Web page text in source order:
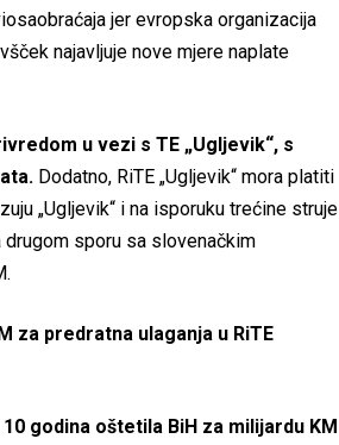
jer evropska organizacija
najavljuje nove mjere naplate
u vezi s TE „Ugljevik“, s
Dodatno, RiTE „Ugljevik“ mora platiti
„Ugljevik“ i na isporuku trećine struje
sporu sa slovenačkim
za predratna ulaganja u RiTE
godina oštetila BiH za milijardu KM